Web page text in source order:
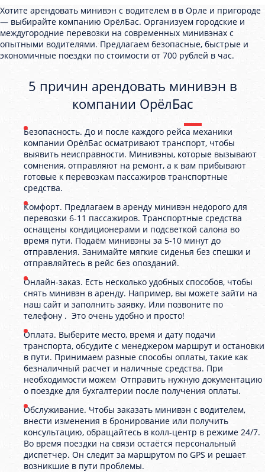
Хотите арендовать минивэн с водителем в в Орле и пригороде
— выбирайте компанию ОрёлБас. Организуем городские и
междугородние перевозки на современных минивэнах с
опытными водителями. Предлагаем безопасные, быстрые и
экономичные поездки по стоимости от 700 рублей в час.
5 причин арендовать минивэн в
компании ОрёлБас
Безопасность. До и после каждого рейса механики
компании ОрёлБас осматривают транспорт, чтобы
выявить неисправности. Минивэны, которые вызывают
сомнения, отправляют на ремонт, а к вам прибывают
готовые к перевозкам пассажиров транспортные
средства.
Комфорт. Предлагаем в аренду минивэн недорого для
перевозки 6-11 пассажиров. Транспортные средства
оснащены кондиционерами и подсветкой салона во
время пути. Подаём минивэны за 5-10 минут до
отправления. Занимайте мягкие сиденья без спешки и
отправляйтесь в рейс без опозданий.
Онлайн-заказ. Есть несколько удобных способов, чтобы
снять минивэн в аренду. Например, вы можете зайти на
наш сайт и заполнить заявку. Или позвоните по
телефону . Это очень удобно и просто!
Оплата. Выберите место, время и дату подачи
транспорта, обсудите с менеджером маршрут и остановки
в пути. Принимаем разные способы оплаты, такие как
безналичный расчет и наличные средства. При
необходимости можем Отправить нужную документацию
о поездке для бухгалтерии после получения оплаты.
Обслуживание. Чтобы заказать минивэн с водителем,
внести изменения в бронирование или получить
консультацию, обращайтесь в колл-центр в режиме 24/7.
Во время поездки на связи остаётся персональный
диспетчер. Он следит за маршрутом по GPS и решает
возникшие в пути проблемы.